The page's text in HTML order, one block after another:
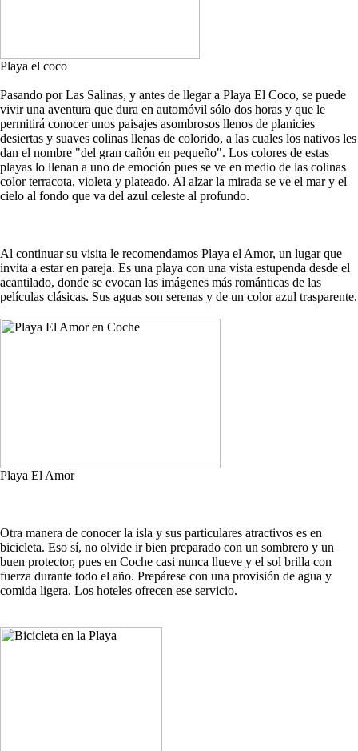
Playa el coco
Pasando por Las Salinas, y antes de llegar a Playa El Coco, se puede
vivir una aventura que dura en automóvil sólo dos horas y que le
permitirá conocer unos paisajes asombrosos llenos de planicies
desiertas y suaves colinas llenas de colorido, a las cuales los nativos les
dan el nombre "del gran cañón en pequeño". Los colores de estas
playas lo llenan a uno de emoción pues se ve en medio de las colinas
color terracota, violeta y plateado. Al alzar la mirada se ve el mar y el
cielo al fondo que va del azul celeste al profundo.
Al continuar su visita le recomendamos Playa el Amor, un lugar que
invita a estar en pareja. Es una playa con una vista estupenda desde el
acantilado, donde se evocan las imágenes más románticas de las
películas clásicas. Sus aguas son serenas y de un color azul trasparente.
Playa El Amor
Otra manera de conocer la isla y sus particulares atractivos es en
bicicleta. Eso sí, no olvide ir bien preparado con un sombrero y un
buen protector, pues en Coche casi nunca llueve y el sol brilla con
fuerza durante todo el año. Prepárese con una provisión de agua y
comida ligera. Los hoteles ofrecen ese servicio.